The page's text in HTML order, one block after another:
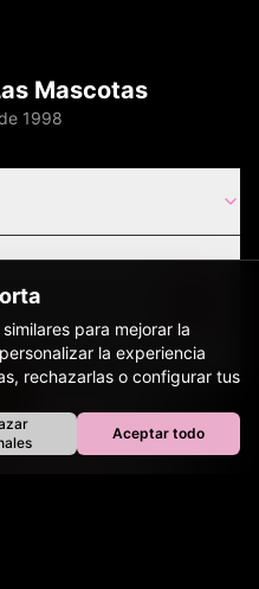
Bovinos Aves
Mascotas
1998
para mejorar la
la experiencia
rechazarlas o configurar tus
Aceptar todo